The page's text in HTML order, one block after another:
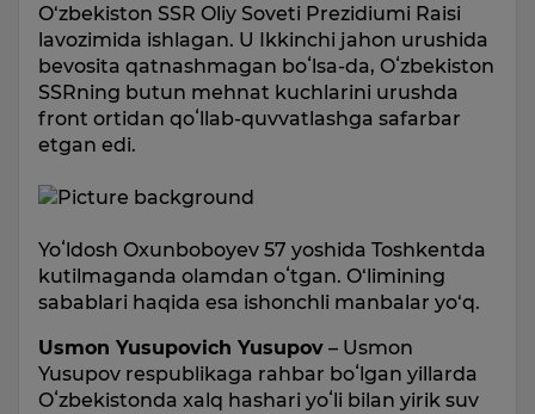
O‘zbekiston SSR Oliy Soveti Prezidiumi Raisi
lavozimida ishlagan. U Ikkinchi jahon urushida
bevosita qatnashmagan boʻlsa-da, Oʻzbekiston
SSRning butun mehnat kuchlarini urushda
front ortidan qoʻllab-quvvatlashga safarbar
etgan edi.
Yoʻldosh Oxunboboyev 57 yoshida Toshkentda
kutilmaganda olamdan oʻtgan. O‘limining
sabablari haqida esa ishonchli manbalar yo‘q.
Usmon Yusupovich Yusupov – Usmon
Yusupov respublikaga rahbar boʻlgan yillarda
Oʻzbekistonda xalq hashari yoʻli bilan yirik suv